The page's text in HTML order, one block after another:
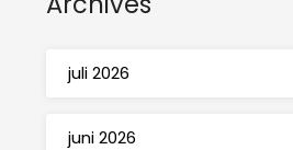
juli 2026
juni 2026